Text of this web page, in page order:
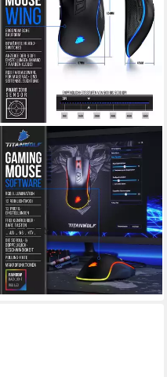
TITANWOLF
Gaming-Maus
(kabelgebunden, 1000 dpi, 2
austauschbaren Seitenteilen
WING, 12 Benutzerprofile /
5000 dpi)(52)
17,95 € UVP34,99 €
-49%
lieferbar - in 2-3 Werktagen bei dir